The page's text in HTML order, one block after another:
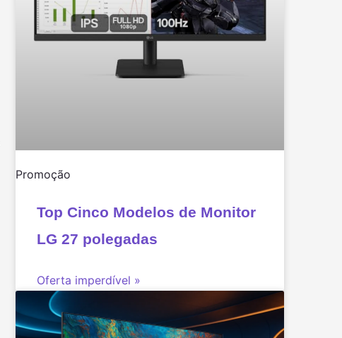
Promoção
Top Cinco Modelos de Monitor
LG 27 polegadas
Oferta imperdível »